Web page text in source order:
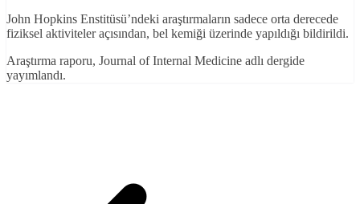
John Hopkins Enstitüsü’ndeki araştırmaların sadece orta derecede
fiziksel aktiviteler açısından, bel kemiği üzerinde yapıldığı bildirildi.
Araştırma raporu, Journal of Internal Medicine adlı dergide
yayımlandı.